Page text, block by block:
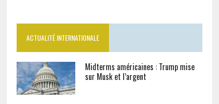
ACTUALITÉ INTERNATIONALE
Midterms américaines : Trump mise
sur Musk et l’argent